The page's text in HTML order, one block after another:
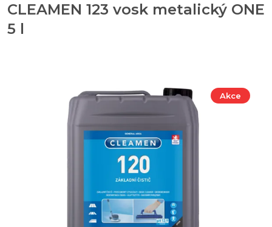
CLEAMEN 123 vosk metalický ONE
5 l
Akce